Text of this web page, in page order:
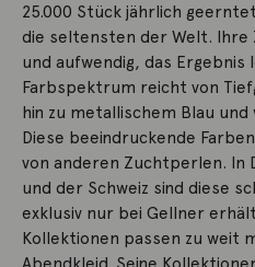
25.000 Stück jährlich
die seltensten der Welt. Ihre
und aufwendig, das
Farbspektrum reicht von
hin zu metallischem Blau
Diese beeindruckende
von anderen Zuchtperlen. In
und der Schweiz sind diese
exklusiv nur bei Gellner
Kollektionen passen zu weit